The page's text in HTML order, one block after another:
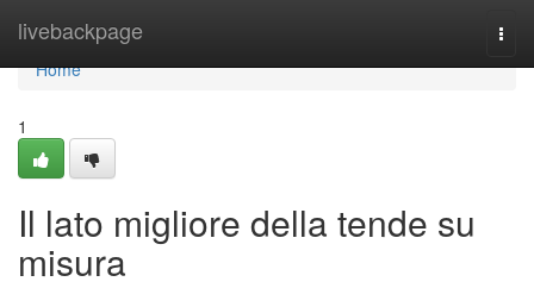
livebackpage
Home
Home
1
Il lato migliore della tende su
misura